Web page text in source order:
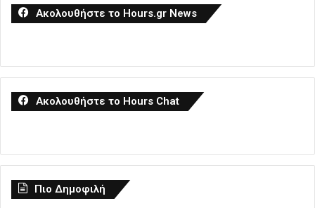
Ακολουθήστε το Hours.gr News
Ακολουθήστε το Hours Chat
Πιο Δημοφιλή